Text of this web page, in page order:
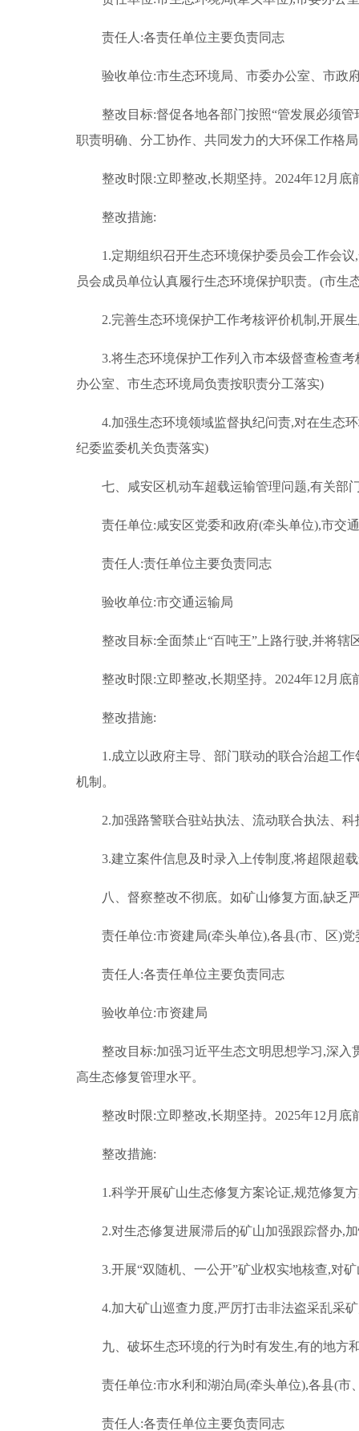
责任人:各责任单位主要负责同志
验收单位:市生态环境局、市委办公室、市政
整改目标:督促各地各部门按照“管发展必须
职责明确、分工协作、共同发力的大环保工作格
整改时限:立即整改,长期坚持。2024年12月底
整改措施:
1.定期组织召开生态环境保护委员会工作会
员会成员单位认真履行生态环境保护职责。(市生
2.完善生态环境保护工作考核评价机制,开展
3.将生态环境保护工作列入市本级督查检查
办公室、市生态环境局负责按职责分工落实)
4.加强生态环境领域监督执纪问责,对在生态
纪委监委机关负责落实)
七、咸安区机动车超载运输管理问题,有关部
责任单位:咸安区党委和政府(牵头单位),市交
责任人:责任单位主要负责同志
验收单位:市交通运输局
整改目标:全面禁止“百吨王”上路行驶,并将辖
整改时限:立即整改,长期坚持。2024年12月底
整改措施:
1.成立以政府主导、部门联动的联合治超工
机制。
2.加强路警联合驻站执法、流动联合执法、
3.建立案件信息及时录入上传制度,将超限超
八、督察整改不彻底。如矿山修复方面,缺乏
责任单位:市资建局(牵头单位),各县(市、区)党
责任人:各责任单位主要负责同志
验收单位:市资建局
整改目标:加强习近平生态文明思想学习,深
高生态修复管理水平。
整改时限:立即整改,长期坚持。2025年12月底
整改措施:
1.科学开展矿山生态修复方案论证,规范修复
2.对生态修复进展滞后的矿山加强跟踪督办,
3.开展“双随机、一公开”矿业权实地核查,对
4.加大矿山巡查力度,严厉打击非法盗采乱采
九、破坏生态环境的行为时有发生,有的地方
责任单位:市水利和湖泊局(牵头单位),各县(市
责任人:各责任单位主要负责同志